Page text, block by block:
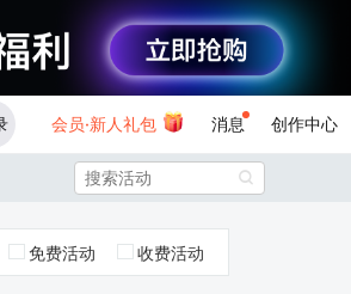
会员·新人礼包 消息 创作中心

免费活动 收费活动